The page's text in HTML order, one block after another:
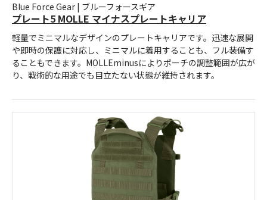
Blue Force Gear | ブルーフォースギア
プレート5 MOLLE マイナスプレートキャリア
軽量でミニマルなデザインのプレートキャリアです。迅速な展開
や即時の保護に対応し、ミニマルに着用することも、フル装備す
ることもできます。MOLLEminusによりポーチの調整範囲が広が
り、戦術的な用途でも目立たない状態が維持されます。